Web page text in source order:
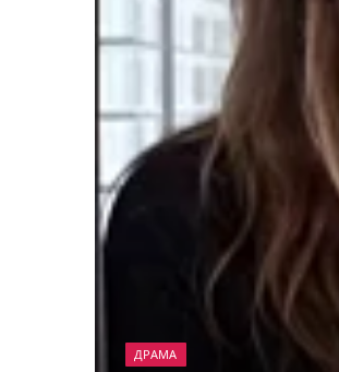
ДРАМА